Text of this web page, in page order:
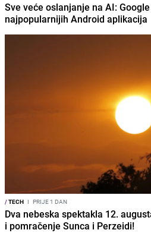
Sve veće oslanjanje na AI:
najpopularnijih Android aplikacija
/TECH I PRIJE 1 DAN
Dva nebeska spektakla 12.
i pomračenje Sunca i Perzeidi!